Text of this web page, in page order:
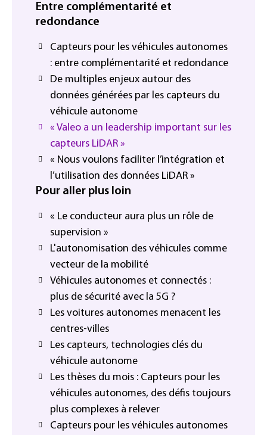
Entre complémentarité et
redondance
Capteurs pour les véhicules autonomes
: entre complémentarité et redondance
De multiples enjeux autour des
données générées par les capteurs du
véhicule autonome
« Valeo a un leadership important sur les
capteurs LiDAR »
« Nous voulons faciliter l’intégration et
l’utilisation des données LiDAR »
Pour aller plus loin
« Le conducteur aura plus un rôle de
supervision »
L'autonomisation des véhicules comme
vecteur de la mobilité
Véhicules autonomes et connectés :
plus de sécurité avec la 5G ?
Les voitures autonomes menacent les
centres-villes
Les capteurs, technologies clés du
véhicule autonome
Les thèses du mois : Capteurs pour les
véhicules autonomes, des défis toujours
plus complexes à relever
Capteurs pour les véhicules autonomes